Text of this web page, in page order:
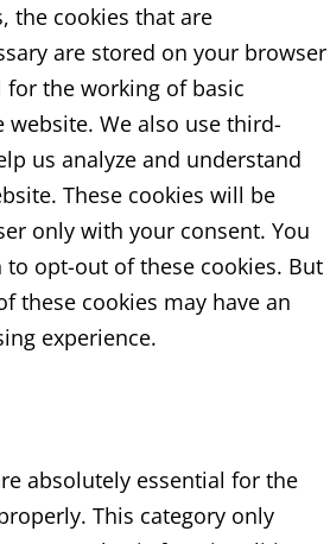
the cookies that are
are stored on your browser
for the working of basic
We also use third-
us analyze and understand
These cookies will be
only with your consent. You
opt-out of these cookies. But
these cookies may have an
experience.
absolutely essential for the
This category only